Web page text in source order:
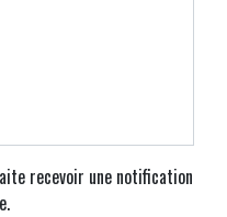
recevoir une notification